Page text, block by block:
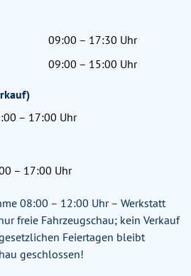
09:00 – 17:30 Uhr
09:00 – 15:00 Uhr
– 17:00 Uhr
– 17:00 Uhr
08:00 – 12:00 Uhr – Werkstatt
freie Fahrzeugschau; kein Verkauf
Feiertagen bleibt
geschlossen!